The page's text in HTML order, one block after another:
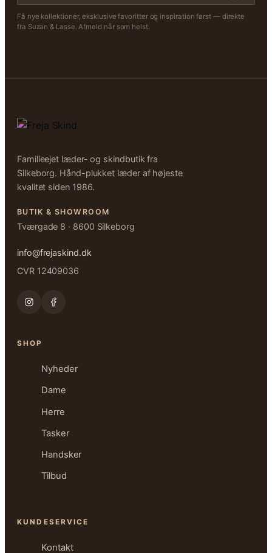
Få nye kollektioner, eksklusive favoritter og inspiration først — direkte
fra Suzan & Lasse. Afmeld når som helst.
Familieejet læder- og skindbutik fra
Silkeborg. Hånd-plukket læder af højeste
kvalitet siden 1986.
BUTIK & SHOWROOM
Tværgade 8 · 8600 Silkeborg
info@frejaskind.dk
CVR 12409036
SHOP
Nyheder
Dame
Herre
Tasker
Handsker
Tilbud
KUNDESERVICE
Kontakt